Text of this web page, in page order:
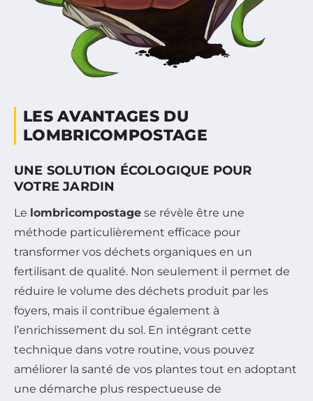
LES AVANTAGES DU
LOMBRICOMPOSTAGE
UNE SOLUTION ÉCOLOGIQUE POUR
VOTRE JARDIN
Le lombricompostage se révèle être une
méthode particulièrement efficace pour
transformer vos déchets organiques en un
fertilisant de qualité. Non seulement il permet de
réduire le volume des déchets produit par les
foyers, mais il contribue également à
l’enrichissement du sol. En intégrant cette
technique dans votre routine, vous pouvez
améliorer la santé de vos plantes tout en adoptant
une démarche plus respectueuse de